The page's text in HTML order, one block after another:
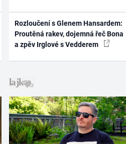
Rozloučení s Glenem Hansardem:
Proutěná rakev, dojemná řeč Bona
a zpěv Irglové s Vedderem